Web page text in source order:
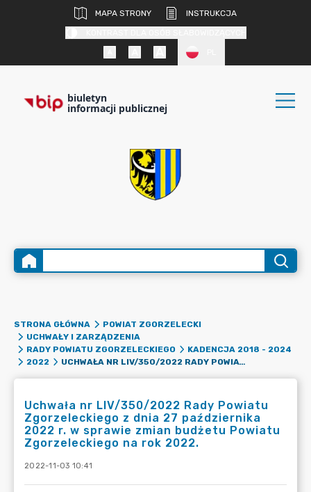
MAPA STRONY
INSTRUKCJA
biuletyn
informacji publicznej
STRONA GŁÓWNA
POWIAT ZGORZELECKI
UCHWAŁY I ZARZĄDZENIA
RADY POWIATU ZGORZELECKIEGO
KADENCJA 2018 - 2024
2022
UCHWAŁA NR LIV/350/2022 RADY POWIATU ZGORZELECKIEGO Z DNIA 27 PAŹDZIERNIKA 2022 R. W SPRAWIE ZMIAN BUDŻETU POWIATU ZGORZELECKIEGO NA ROK 2022.
Uchwała nr LIV/350/2022 Rady Powiatu
Zgorzeleckiego z dnia 27 października
2022 r. w sprawie zmian budżetu Powiatu
Zgorzeleckiego na rok 2022.
2022-11-03 10:41